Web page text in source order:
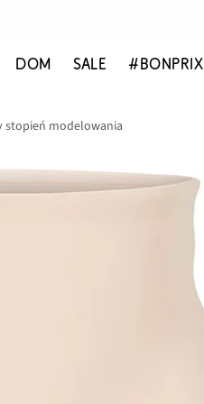
DOM SALE #BONPRIX
stopień modelowania